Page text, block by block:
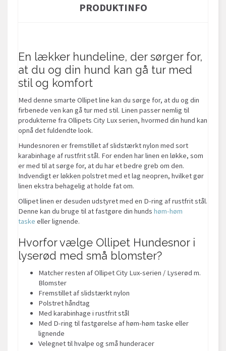
PRODUKTINFO
En lækker hundeline, der sørger for,
at du og din hund kan gå tur med
stil og komfort
Med denne smarte Ollipet line kan du sørge for, at du og din
firbenede ven kan gå tur med stil. Linen passer nemlig til
produkterne fra Ollipets City Lux serien, hvormed din hund kan
opnå det fuldendte look.
Hundesnoren er fremstillet af slidstærkt nylon med sort
karabinhage af rustfrit stål. For enden har linen en løkke, som
er med til at sørge for, at du har et bedre greb om den.
Indvendigt er løkken polstret med et lag neopren, hvilket gør
linen ekstra behagelig at holde fat om.
Ollipet linen er desuden udstyret med en D-ring af rustfrit stål.
Denne kan du bruge til at fastgøre din hunds høm-høm
taske eller lignende.
Hvorfor vælge Ollipet Hundesnor i
lyserød med små blomster?
Matcher resten af Ollipet City Lux-serien / Lyserød m.
Blomster
Fremstillet af slidstærkt nylon
Polstret håndtag
Med karabinhage i rustfrit stål
Med D-ring til fastgørelse af høm-høm taske eller
lignende
Velegnet til hvalpe og små hunderacer